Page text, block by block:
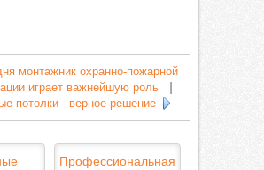
монтажник охранно-пожарной
играет важнейшую роль|
потолки - верное решение
Профессиональная